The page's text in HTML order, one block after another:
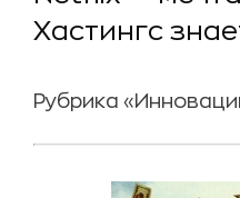
Хастингс
Рубрика